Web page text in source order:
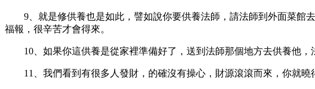
9、就是修供養也是如此，譬如說你要供養法師，請法師到外面菜館
福報，很辛苦才會得來。
10、如果你這供養是從家裡準備好了，送到法師那個地方去供養他，
11、我們看到有很多人發財，的確沒有操心，財源滾滾而來，你就曉